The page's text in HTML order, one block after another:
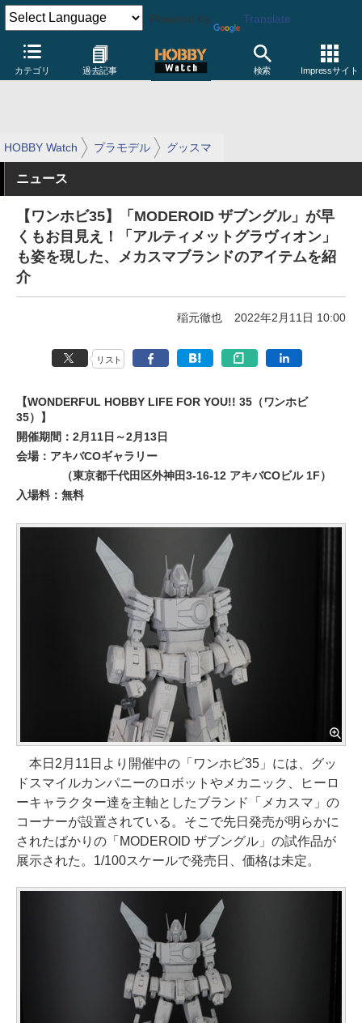
Powered by Translate
カテゴリ 過去記事 検索 Impressサイト
HOBBY Watch プラモデル グッスマ
ニュース
【ワンホビ35】「MODEROID ザブングル」が早
くもお目見え！「アルティメットグラヴィオン」
も姿を現した、メカスマブランドのアイテムを紹
介
稲元徹也 2022年2月11日 10:00
リスト
【WONDERFUL HOBBY LIFE FOR YOU!! 35（ワンホビ
35）】
開催期間：2月11日～2月13日
会場：アキバCOギャラリー
（東京都千代田区外神田3-16-12 アキバCOビル 1F）
入場料：無料
本日2月11日より開催中の「ワンホビ35」には、グッ
ドスマイルカンパニーのロボットやメカニック、ヒーロ
ーキャラクター達を主軸としたブランド「メカスマ」の
コーナーが設置されている。そこで先日発売が明らかに
されたばかりの「MODEROID ザブングル」の試作品が
展示された。1/100スケールで発売日、価格は未定。